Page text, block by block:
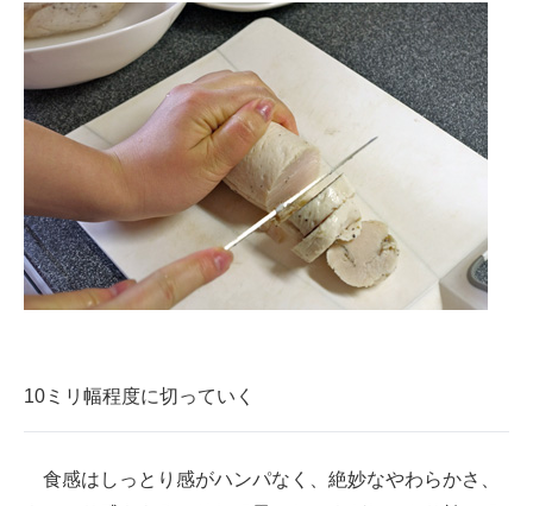
10ミリ幅程度に切っていく
食感はしっとり感がハンパなく、絶妙なやわらかさ、